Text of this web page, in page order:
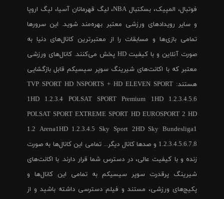
فوتبال، المپیک، بسکتبال NBA، لیگ قهرمانان آسیا، لیگ اروپا
و سایر رویدادهای ورزشی معتبر بهره‌مند شوید. این سرورها
تمامی بازی‌ها و مسابقات را از معتبرترین کانال‌های دنیا به
صورت آنلاین و با کیفیت HD پخش می‌کنند. کانال‌های ورزشی
معتبر که با اکانت‌های شیرینگ سوپر سیسیکم قابل بازگشایی
هستند: TVP SPORT HD NSPORTS + HD ELEVEN SPORT
1HD 1.2.3.4 POLSAT SPORT Premium 1HD 1.2.3.4.5.6
POLSAT SPORT EXTREME SPORT HD EUROSPORT 2 HD
1.2 Arena1HD 1.2.3.4.5 Sky Sport 2HD Sky Bundesliga1
1.2.3.4.5.6.7.8 و صدها کانال دیگر... تمامی این کانال‌ها به صورت
زنده و با کیفیت عالی، در دسترس شما قرار دارند. با اکانت‌های
شیرینگ پرقدرت سوپر سیسیکم به تمامی این کانال‌ها و
پکیج‌های ورزشی، مستند و فیلم دسترسی داشته باشید و از